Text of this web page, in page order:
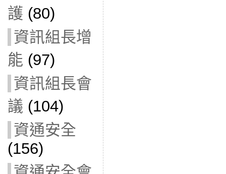
護 (80)
資訊組長增
能 (97)
資訊組長會
議 (104)
資通安全
(156)